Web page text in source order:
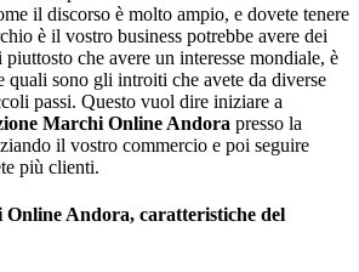
il discorso è molto ampio, e dovete tenere
è il vostro business potrebbe avere dei
che avere un interesse mondiale, è
quali sono gli introiti che avete da diverse
passi. Questo vuol dire iniziare a
Marchi Online Andora presso la
il vostro commercio e poi seguire
più clienti.
Online Andora, caratteristiche del